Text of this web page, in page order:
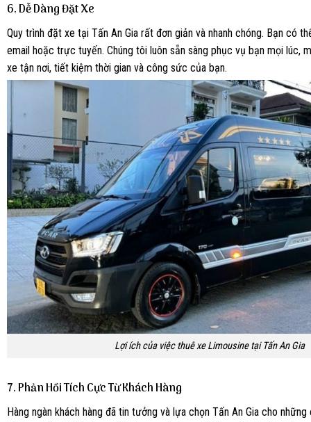
6.Dễ Dàng Đặt Xe
Quy trình đặt xe tại Tấn An Gia rất đơn giản và nhanh chóng. Bạn có
email hoặc trực tuyến. Chúng tôi luôn sẵn sàng phục vụ bạn mọi lúc,
xe tận nơi, tiết kiệm thời gian và công sức của bạn.
Lợi ích của việc thuê xe Limousine tại Tấn An Gia
7.Phản Hồi Tích Cực Từ Khách Hàng
Hàng ngàn khách hàng đã tin tưởng và lựa chọn Tấn An Gia cho